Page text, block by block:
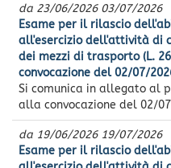
da 23/06/2026 03/07/2026
Esame per il rilascio
all'esercizio dell'attività di
dei mezzi di trasporto (L.
convocazione del 02/07/
Si comunica in allegato al
alla convocazione del 02/
da 19/06/2026 19/07/2026
Esame per il rilascio